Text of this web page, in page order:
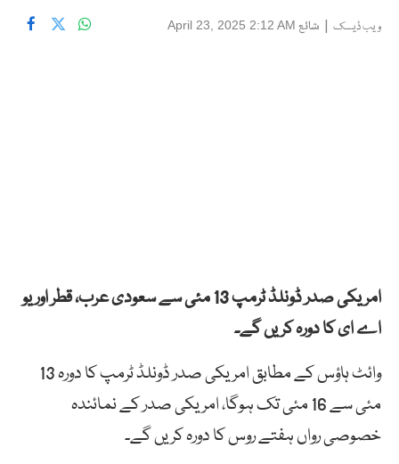
ویب ڈیسک | شائع April 23, 2025 2:12 AM
امریکی صدر ڈونلڈ ٹرمپ 13 مئی سے سعودی عرب، قطر اور یو
اے ای کا دورہ کریں گے۔
وائٹ ہاؤس کے مطابق امریکی صدر ڈونلڈ ٹرمپ کا دورہ 13
مئی سے 16 مئی تک ہوگا، امریکی صدر کے نمائندہ
خصوصی رواں ہفتے روس کا دورہ کریں گے۔